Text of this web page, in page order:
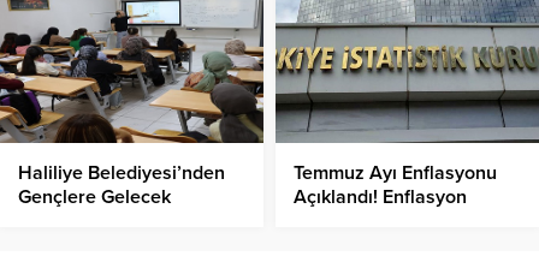
Haliliye Belediyesi’nden
Gençlere Gelecek
Temmuz Ayı Enflasyonu
Açıklandı! Enflasyon